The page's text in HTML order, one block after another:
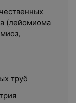
(лейомиома
труб